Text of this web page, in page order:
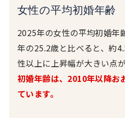
女性の平均初婚年齢
2025年の女性の平均初婚年
年の25.2歳と比べると、約
性以上に上昇幅が大きい点が
初婚年齢は、2010年以降お
ています。